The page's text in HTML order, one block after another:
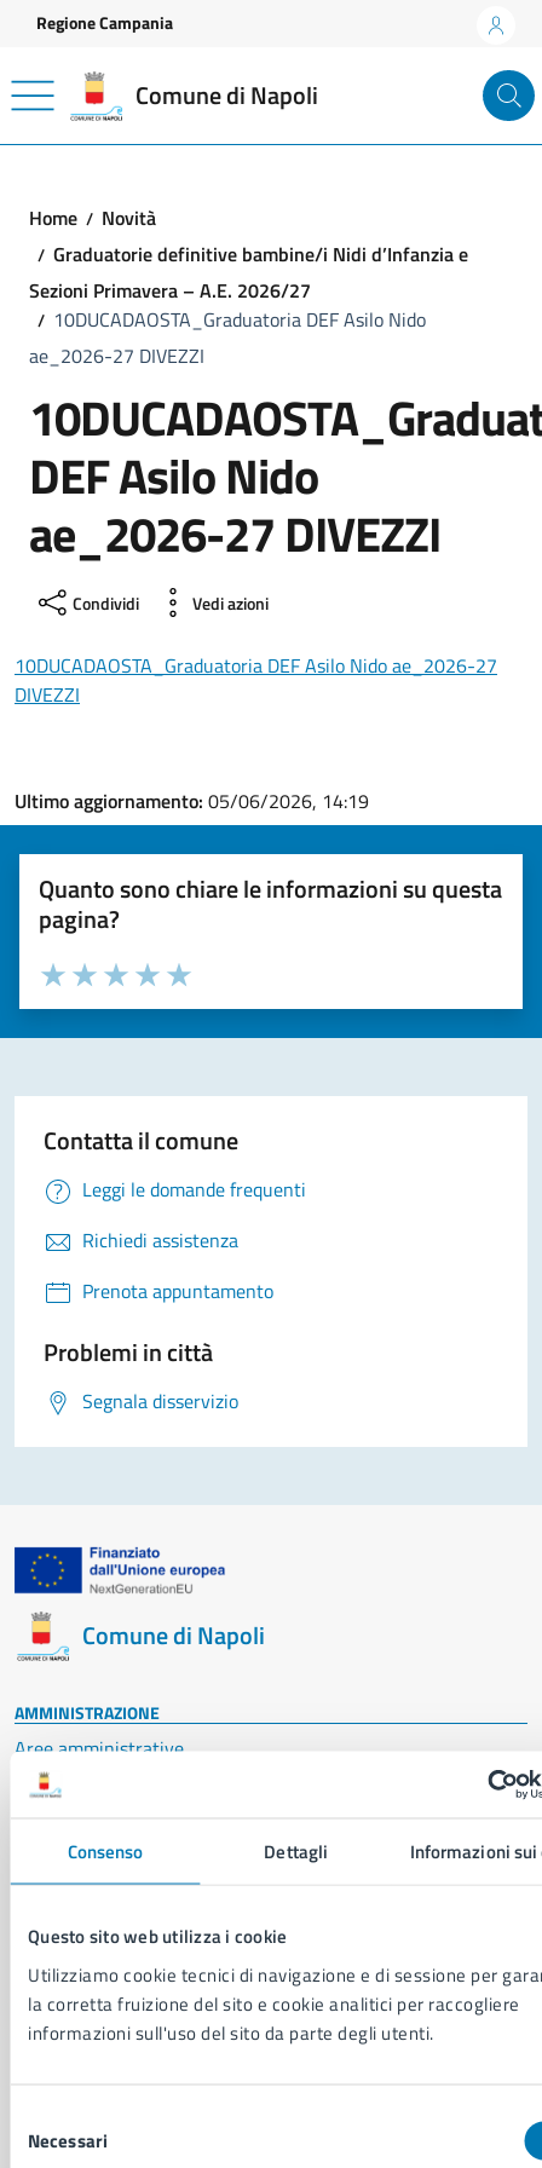
Consenso Dettagli Informazioni
Questo sito web utilizza i cookie
Utilizziamo cookie tecnici di navigazione e di sessione per
la corretta fruizione del sito e cookie analitici per raccogliere
informazioni sull'uso del sito da parte degli utenti.
delNecessari
Vai ai contenuti
Vai al footer
Regione Campania
Comune di Napoli
Home
Novità
Graduatorie definitive bambine/i Nidi d’Infanzia e
Sezioni Primavera – A.E. 2026/27
10DUCADAOSTA_Graduatoria DEF Asilo Nido
ae_2026-27 DIVEZZI
DEF Asilo Nido
ae_2026-27 DIVEZZI
Condividi Vedi azioni
10DUCADAOSTA_Graduatoria DEF Asilo Nido ae_2026-27
DIVEZZI
Ultimo aggiornamento: 05/06/2026, 14:19
Quanto sono chiare le informazioni su questa
pagina?
Valuta la chiarezza delle informazioni (da 1 a 5 stelle)
Seleziona il numero di stelle per valutare la chiarezza delle
Valuta 5 stelle su 5
Valuta 4 stelle su 5
Valuta 3 stelle su 5
Valuta 2 stelle su 5
Valuta 1 stelle su 5
Contatta il comune
Leggi le domande frequenti
Richiedi assistenza
Prenota appuntamento
Problemi in città
Segnala disservizio
Comune di Napoli
AMMINISTRAZIONE
Aree amministrative
Organi di governo
Municipalità
Enti e fondazioni
Politici
Personale amministrativo
Documenti e dati
Intranet, posta aziendale e protocollo
Anagrafe e stato civile
Autorizzazioni